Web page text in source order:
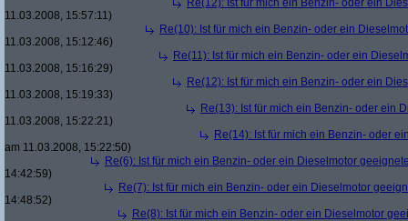
Re(12): Ist für mich ein Benzin- oder ein
11.03.2008, 15:57:11)
Re(10): Ist für mich ein Benzin- oder ein
11.03.2008, 15:12:46)
Re(11): Ist für mich ein Benzin- oder ein
11.03.2008, 15:16:29)
Re(12): Ist für mich ein Benzin- oder ein
11.03.2008, 15:19:33)
Re(13): Ist für mich ein Benzin- oder ein
11.03.2008, 15:22:21)
Re(14): Ist für mich ein Benzin- oder
am 11.03.2008, 15:22:50)
Re(6): Ist für mich ein Benzin- oder ein Dieselmotor
14:42:59)
Re(7): Ist für mich ein Benzin- oder ein Dieselmotor
14:48:52)
Re(8): Ist für mich ein Benzin- oder ein Dieselmotor